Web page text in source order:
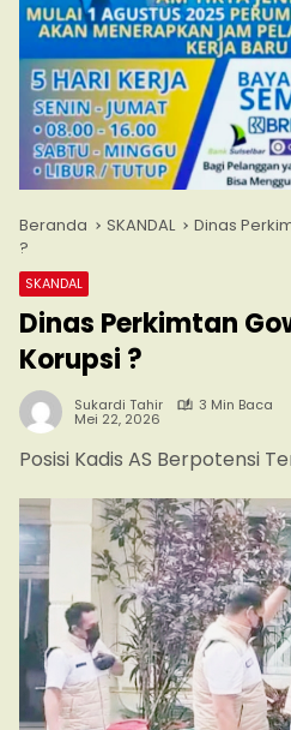
Beranda SKANDAL
Dinas
?
SKANDAL
Dinas Perkimtan
Korupsi ?
Sukardi Tahir 3 Min Baca
Mei 22, 2026
Posisi Kadis AS Berpotensi